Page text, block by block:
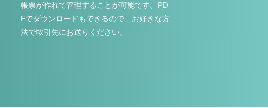
帳票が作れて管理することが可能です。PD
Fでダウンロードもできるので、お好きな方
法で取引先にお送りください。